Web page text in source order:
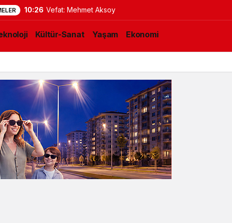
10:26 Vefat: Mehmet Aksoy
Kültür-Sanat Yaşam Ekonomi